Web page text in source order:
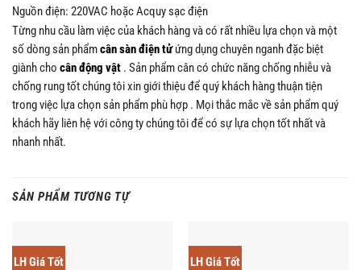
Nguồn điện: 220VAC hoặc Acquy sạc điện
Từng nhu cầu làm việc của khách hàng và có rất nhiều lựa chọn và một
số dòng sản phẩmcân sàn điện tửứng dụng chuyên nganh đặc biệt
giành cho cân động vật . Sản phẩm cân có chức năng chống nhiễu và
chống rung tốt chúng tôi xin giới thiệu để quý khách hàng thuận tiện
trong việc lựa chọn sản phẩm phù hợp . Mọi thắc mắc về sản phẩm quý
khách hãy liên hệ với công ty chúng tôi để có sự lựa chọn tốt nhất và
nhanh nhất.
SẢN PHẨM TƯƠNG TỰ
LH Giá Tốt LH Giá Tốt